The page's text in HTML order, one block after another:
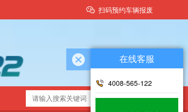
扫码预约车辆报废
预约报
在线客服
4008-565-122